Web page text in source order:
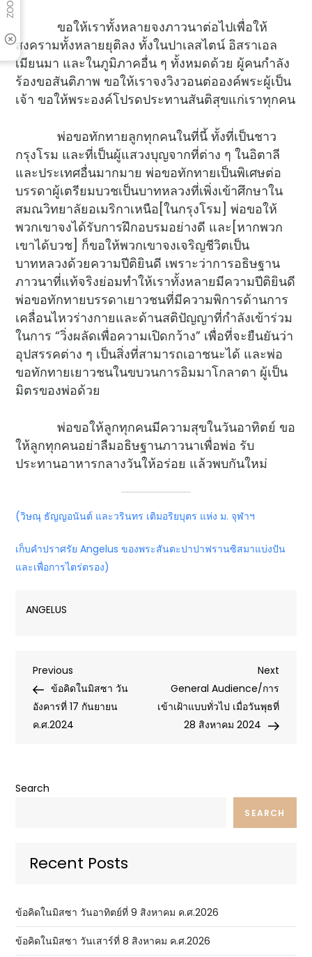
ขอให้เราทั้งหลายจงภาวนาต่อไปเพื่อให้
สงครามทั้งหลายยุติลง ทั้งในปาเลสไตน์ อิสราเอล
เมียนมา และในภูมิภาคอื่น ๆ ทั้งหมดด้วย ผู้คนกำลัง
ร้องขอสันติภาพ ขอให้เราจงวิงวอนต่อองค์พระผู้เป็น
เจ้า ขอให้พระองค์โปรดประทานสันติสุขแก่เราทุกคน
พ่อขอทักทายลูกทุกคนในที่นี้ ทั้งที่เป็นชาว
กรุงโรม และที่เป็นผู้แสวงบุญจากที่ต่าง ๆ ในอิตาลี
และประเทศอื่นมากมาย พ่อขอทักทายเป็นพิเศษต่อ
บรรดาผู้เตรียมบวชเป็นบาทหลวงที่เพิ่งเข้าศึกษาใน
สมณวิทยาลัยอเมริกาเหนือ[ในกรุงโรม] พ่อขอให้
พวกเขาจงได้รับการฝึกอบรมอย่างดี และ[หากพวก
เขาได้บวช] ก็ขอให้พวกเขาจงเจริญชีวิตเป็น
บาทหลวงด้วยความปีติยินดี เพราะว่าการอธิษฐาน
ภาวนาที่แท้จริงย่อมทำให้เราทั้งหลายมีความปีติยินดี
พ่อขอทักทายบรรดาเยาวชนที่มีความพิการด้านการ
เคลื่อนไหวร่างกายและด้านสติปัญญาที่กำลังเข้าร่วม
ในการ “วิ่งผลัดเพื่อความเปิดกว้าง” เพื่อที่จะยืนยันว่า
อุปสรรคต่าง ๆ เป็นสิ่งที่สามารถเอาชนะได้ และพ่อ
ขอทักทายเยาวชนในขบวนการอิมมาโกลาตา ผู้เป็น
มิตรของพ่อด้วย
พ่อขอให้ลูกทุกคนมีความสุขในวันอาทิตย์ ขอ
ให้ลูกทุกคนอย่าลืมอธิษฐานภาวนาเพื่อพ่อ รับ
ประทานอาหารกลางวันให้อร่อย แล้วพบกันใหม่
(วิษณุ ธัญญอนันต์ และวรินทร เติมอริยบุตร แห่ง ม. จุฬาฯ
เก็บคำปราศรัย Angelus ของพระสันตะปาปาฟรานซิสมาแบ่งปัน
และเพื่อการไตร่ตรอง)
ANGELUS
Post
navigation
Previous
Post
Previous
ข้อคิดในมิสซา วัน
อังคารที่ 17 กันยายน
ค.ศ.2024
Next
Post
Next
General Audience/การ
เข้าเฝ้าแบบทั่วไป เมื่อวันพุธที่
28 สิงหาคม 2024
Search
SEARCH
Recent Posts
ข้อคิดในมิสซา วันอาทิตย์ที่ 9 สิงหาคม ค.ศ.2026
ข้อคิดในมิสซา วันเสาร์ที่ 8 สิงหาคม ค.ศ.2026